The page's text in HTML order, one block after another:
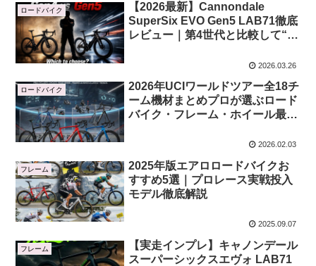
ロードバイク
【2026最新】Cannondale
SuperSix EVO Gen5 LAB71徹底
レビュー｜第4世代と比較して“買
2026.03.26
ロードバイク
2026年UCIワールドツアー全18チ
ーム機材まとめプロが選ぶロード
バイク・フレーム・ホイール最新
2026.02.03
フレーム
2025年版エアロロードバイクお
すすめ5選｜プロレース実戦投入
モデル徹底解説
2025.09.07
フレーム
【実走インプレ】キャノンデール
スーパーシックスエヴォ LAB71